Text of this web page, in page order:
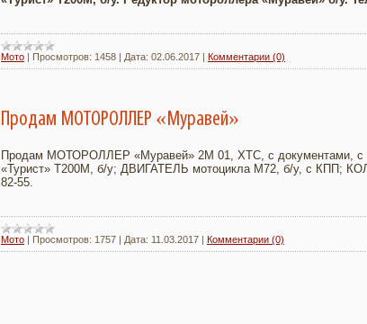
Мото | Просмотров: 1458 | Дата: 02.06.2017 | Комментарии (0)
Продам МОТОРОЛЛЕР «Муравей»
Продам МОТОРОЛЛЕР «Муравей» 2М 01, ХТС, с документами, с
«Турист» Т200М, б/у; ДВИГАТЕЛЬ мотоцикла М72, б/у, с КПП;
82-55.
Мото | Просмотров: 1757 | Дата: 11.03.2017 | Комментарии (0)